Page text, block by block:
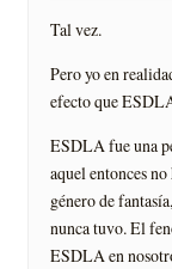
Tal vez.
Pero yo en
efecto que
ESDLA fue una
aquel entonces
género de
nunca tuvo. El
ESDLA en